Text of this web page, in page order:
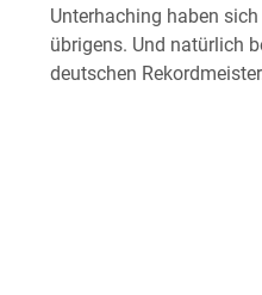
Unterhaching haben
übrigens. Und natürlich
deutschen